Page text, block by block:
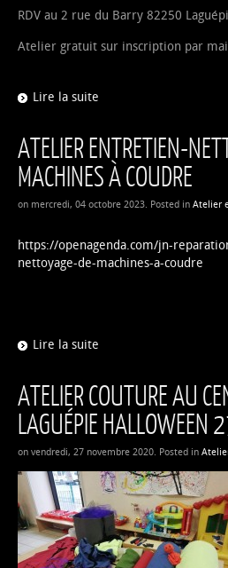
RDV au 2 rue du Barry 82250
Atelier gratuit sur inscription par
Lire la suite
ATELIER ENTRETIEN-
MACHINES À COUDRE
on mercredi, 04 octobre 2023. Posted in Atelier
https://openagenda.com/jn-
nettoyage-de-machines-a-coudre
Lire la suite
ATELIER COUTURE AU
LAGUÉPIE HALLOWEEN
on vendredi, 27 novembre 2020. Posted in